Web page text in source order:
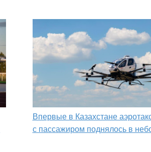
Впервые в Казахстане
с пассажиром поднялось в